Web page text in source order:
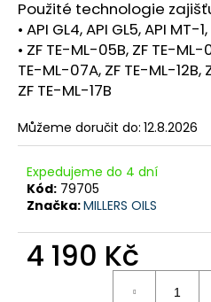
Použité technologie
• API GL4, API GL5, API MT-
• ZF TE-ML-05B, ZF TE-
TE-ML-07A, ZF TE-ML-12B,
ZF TE-ML-17B
Můžeme doručit do: 12.8.2026
Expedujeme do 4 dní
Kód: 79705
Značka:MILLERS OILS
4 190 Kč
D
o
p
o
u
č
u
e